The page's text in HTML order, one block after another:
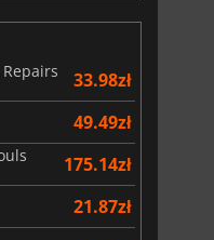
33.98zł
49.49zł
175.14zł
21.87zł